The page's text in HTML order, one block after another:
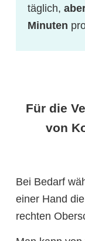
täglich,
Minuten
Für die
von
Bei Bedarf
einer Hand
rechten